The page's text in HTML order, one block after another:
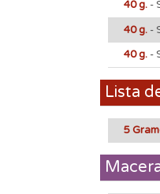
40 g. -
40 g. -
40 g. -
Lista
5